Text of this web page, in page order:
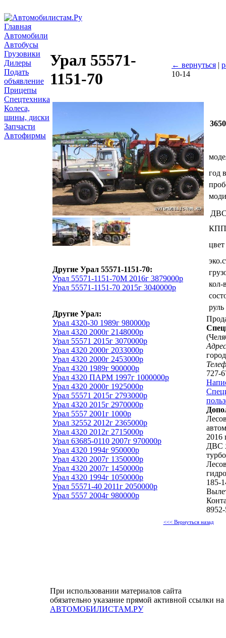
Главная
Автомобили
Автобусы
Грузовики
Дилеры
Подать
объявление
Прицепы
Спецтехника
Колеса,
шины, диски
Запчасти
Автофирмы
Урал 55571-
1151-70
← вернуться |
10-14
Другие Урал 55571-1151-70:
Урал 55571-1151-70М 2016г 3879000р
Урал 55571-1151-70 2015г 3040000р
Другие Урал:
Урал 4320-30 1989г 980000р
Урал 4320 2000г 2148000р
Урал 55571 2015г 3070000р
Урал 4320 2000г 2033000р
Урал 4320 2000г 2453000р
Урал 4320 1989г 900000р
Урал 4320 ПАРМ 1997г 1000000р
Урал 4320 2000г 1925000р
Урал 55571 2015г 2793000р
Урал 4320 2015г 2970000р
Урал 5557 2001г 1000р
Урал 32552 2012г 2365000р
Урал 4320 2012г 2715000р
Урал 63685-0110 2007г 970000р
Урал 4320 1994г 950000р
Урал 4320 2007г 1350000р
Урал 4320 2007г 1450000р
Урал 4320 1994г 1050000р
Урал 55571-40 2011г 2050000р
Урал 5557 2004г 980000р
год
КПП
цвет
кол-
руль
727-
2016
ДВС
185-
<<< Вернуться назад
При использовании материалов сайта
обязательно указание прямой активной ссылки на
АВТОМОБИЛИСТАМ.РУ